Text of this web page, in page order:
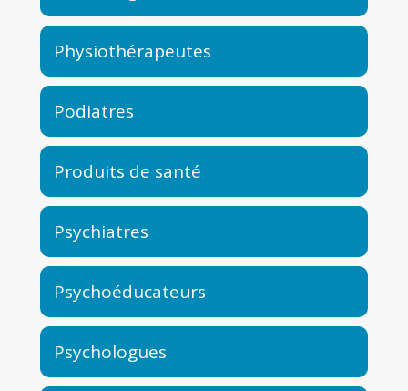
Physiothérapeutes
Podiatres
Produits de santé
Psychiatres
Psychoéducateurs
Psychologues